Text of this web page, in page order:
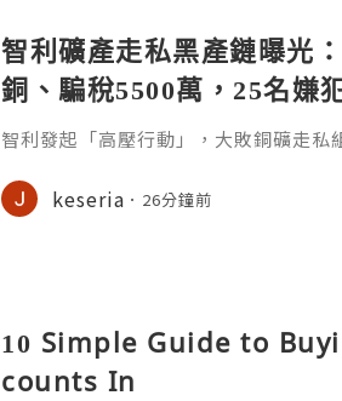
智利礦產走私黑產鏈曝光
銅、騙稅5500萬，25名嫌
智利發起「高壓行動」，大敗銅礦走
團以卡車將竊得的銅料運至智利北部
e），5年間竊取價值逾9.1億美元。是
keseria 26分鐘前
10 Simple Guide to
counts In